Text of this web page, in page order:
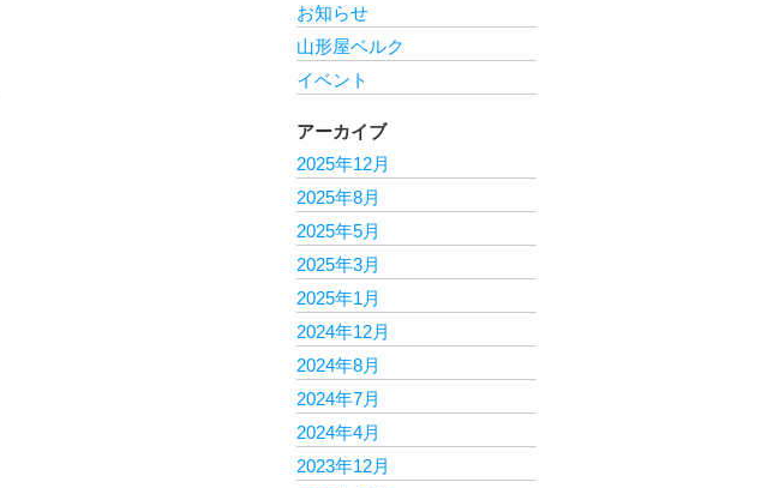
お知らせ
山形屋ベルク
イベント
アーカイブ
2025年12月
2025年8月
2025年5月
2025年3月
2025年1月
2024年12月
2024年8月
2024年7月
2024年4月
2023年12月